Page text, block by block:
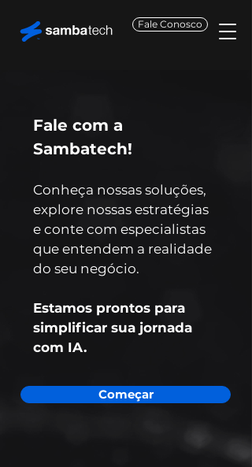
Fale Conosco
Fale com a
Sambatech!
Conheça nossas soluções,
explore nossas estratégias
e conte com especialistas
que entendem a realidade
do seu negócio.
Estamos prontos para
simplificar sua jornada
com IA.
Começar